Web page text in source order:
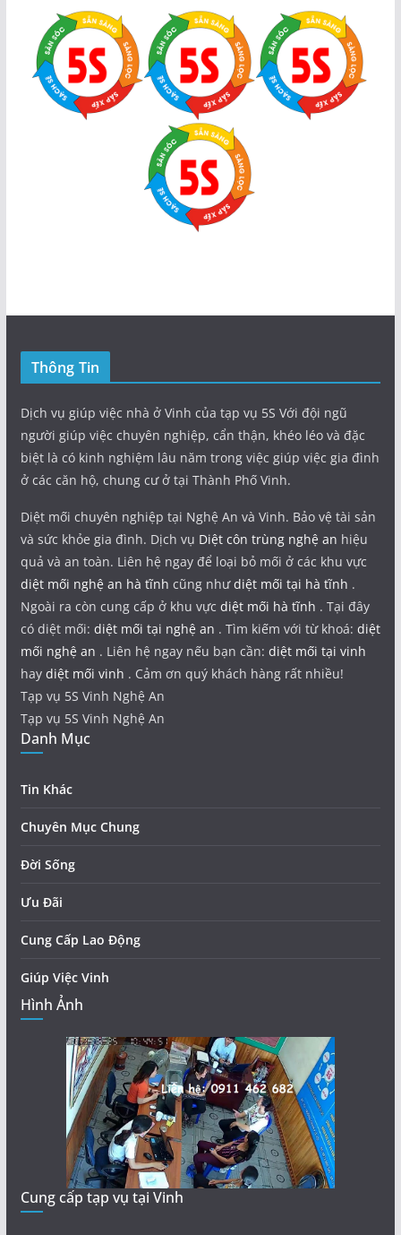
Thông Tin
Dịch vụ giúp việc nhà ở Vinh của tạp vụ 5S Với đội ngũ
người giúp việc chuyên nghiệp, cẩn thận, khéo léo và đặc
biệt là có kinh nghiệm lâu năm trong việc giúp việc gia đình
ở các căn hộ, chung cư ở tại Thành Phố Vinh.
Diệt mối chuyên nghiệp tại Nghệ An và Vinh. Bảo vệ tài sản
và sức khỏe gia đình. Dịch vụ Diệt côn trùng nghệ an hiệu
quả và an toàn. Liên hệ ngay để loại bỏ mối ở các khu vực
diệt mối nghệ an hà tĩnh cũng nhưdiệt mối tại hà tĩnh .
Ngoài ra còn cung cấp ở khu vực diệt mối hà tĩnh . Tại đây
có diệt mối: diệt mối tại nghệ an . Tìm kiếm với từ khoá: diệt
mối nghệ an . Liên hệ ngay nếu bạn cần: diệt mối tại vinh
hay diệt mối vinh . Cảm ơn quý khách hàng rất nhiều!
Tạp vụ 5S Vinh Nghệ An
Tạp vụ 5S Vinh Nghệ An
Danh Mục
Tin Khác
Chuyên Mục Chung
Đời Sống
Ưu Đãi
Cung Cấp Lao Động
Giúp Việc Vinh
Hình Ảnh
Cung cấp tạp vụ tại Vinh